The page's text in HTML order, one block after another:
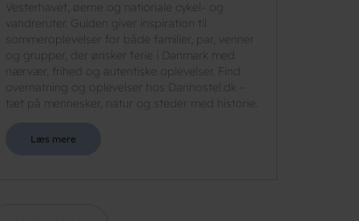
Vesterhavet, øerne og nationale cykel- og
vandreruter. Guiden giver inspiration til
sommeroplevelser for både familier, par, venner
og grupper, der ønsker ferie i Danmark med
nærvær, frihed og autentiske oplevelser. Find
overnatning og oplevelser hos Danhostel.dk –
tæt på mennesker, natur og steder med historie.
Læs mere